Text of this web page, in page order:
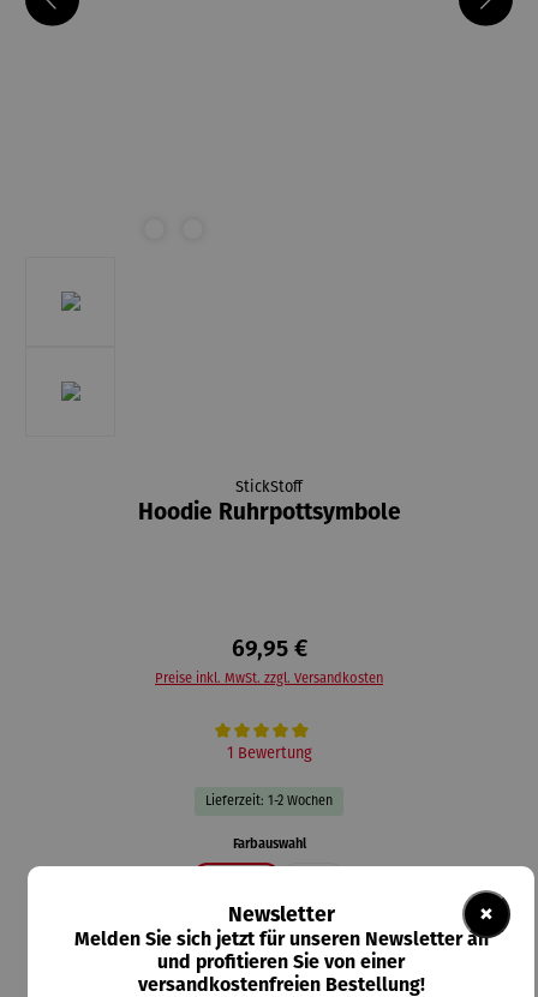
StickStoff
Hoodie Ruhrpottsymbole
69,95 €
Preise inkl. MwSt. zzgl. Versandkosten
Durchschnittliche Bewertung von 5 von 5 Sternen
1 Bewertung
Lieferzeit: 1-2 Wochen
Farbauswahlauswählen
Größeauswählen
4XL 5XL S
XXS
×
Newsletter
Melden Sie sich jetzt für unseren Newsletter an
und profitieren Sie von einer
versandkostenfreien Bestellung!